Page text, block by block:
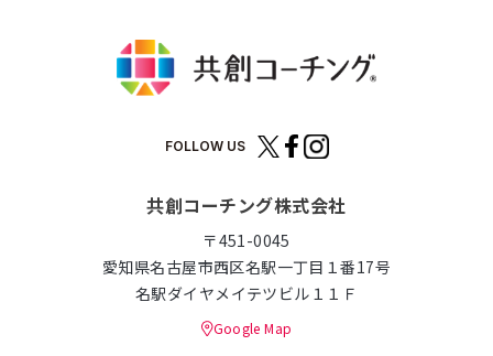
FOLLOW US
共創コーチング株式会社
〒451-0045
愛知県名古屋市西区名駅一丁目１番17号
名駅ダイヤメイテツビル１１Ｆ
Google Map